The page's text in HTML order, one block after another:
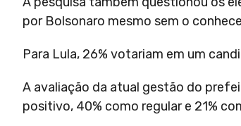
por Bolsonaro mesmo sem o
Para Lula, 26% votariam em um
A avaliação da atual gestão do
positivo, 40% como regular e 21%